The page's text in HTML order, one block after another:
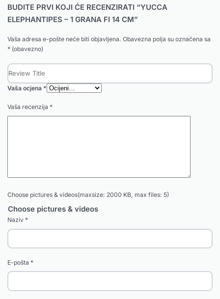
BUDITE PRVI KOJI ĆE RECENZIRATI “YUCCA
ELEPHANTIPES – 1 GRANA FI 14 CM”
Vaša adresa e-pošte neće biti objavljena. Obavezna polja su označena sa
* (obavezno)
Vaša ocjena *
Vaša recenzija *
Choose pictures & videos(maxsize: 2000 KB, max files: 5)
Choose pictures & videos
Naziv *
E-pošta *